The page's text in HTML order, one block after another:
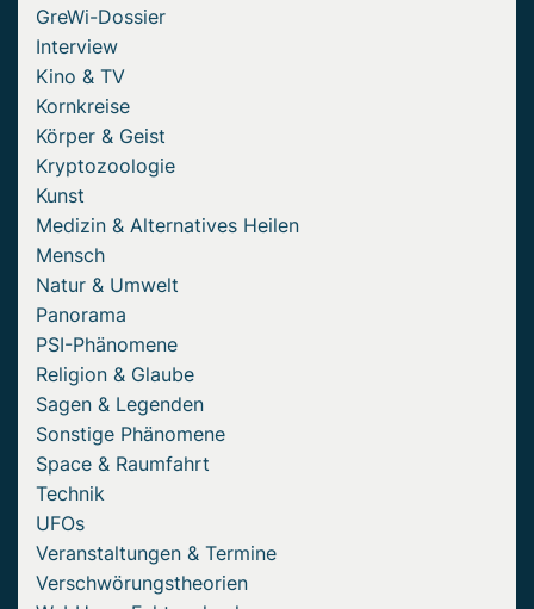
GreWi-Dossier
Interview
Kino & TV
Kornkreise
Körper & Geist
Kryptozoologie
Kunst
Medizin & Alternatives Heilen
Mensch
Natur & Umwelt
Panorama
PSI-Phänomene
Religion & Glaube
Sagen & Legenden
Sonstige Phänomene
Space & Raumfahrt
Technik
UFOs
Veranstaltungen & Termine
Verschwörungstheorien